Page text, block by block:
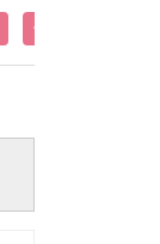
ライザップ那覇店